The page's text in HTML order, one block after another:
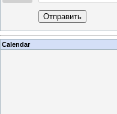
Отправить
Calendar